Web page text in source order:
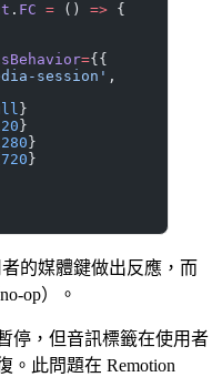
. FC = () => {
={{
session' ,
}
}
}
720 }
的媒體鍵做出反應，而
op）。
停，但音訊標籤在使用者
。此問題在 Remotion